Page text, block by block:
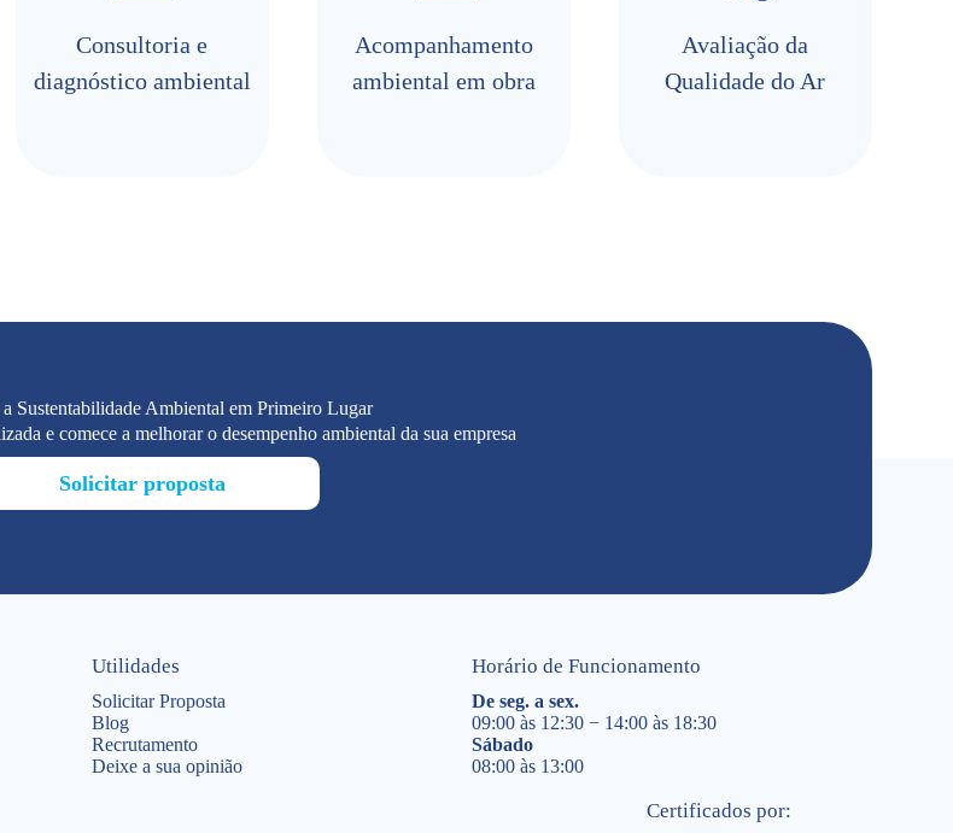
Consultoria e
diagnóstico ambiental
Acompanhamento
ambiental em obra
Avaliação da
Qualidade do Ar
Sustentabilidade Ambiental em Primeiro Lugar
e comece a melhorar o desempenho ambiental da sua empresa
Solicitar proposta
Utilidades
Solicitar Proposta
Blog
Recrutamento
Deixe a sua opinião
Horário de Funcionamento
De seg. a sex.
09:00 às 12:30 − 14:00 às 18:30
Sábado
08:00 às 13:00
Certificados por: